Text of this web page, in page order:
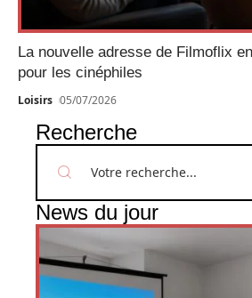
La nouvelle adresse de Filmoflix
pour les cinéphiles
Loisirs 05/07/2026
Recherche
News du jour